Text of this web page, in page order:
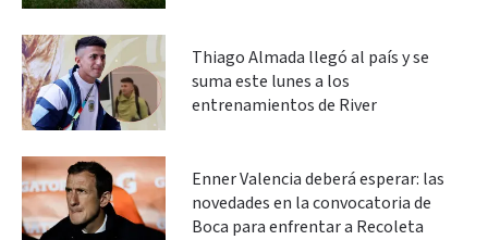
Thiago Almada llegó al país y se
suma este lunes a los
entrenamientos de River
Enner Valencia deberá esperar: las
novedades en la convocatoria de
Boca para enfrentar a Recoleta